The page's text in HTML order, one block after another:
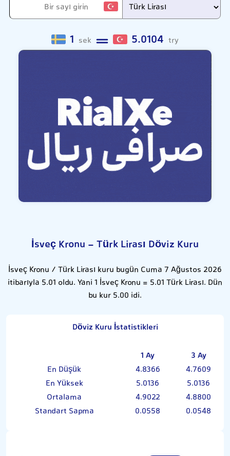
1 sek 5.0104 try
İsveç Kronu - Türk Lirası Döviz Kuru
İsveç Kronu / Türk Lirası kuru bugün Cuma 7 Ağustos 2026
itibarıyla 5.01 oldu. Yani 1 İsveç Kronu = 5.01 Türk Lirası. Dün
bu kur 5.00 idi.
Döviz Kuru İstatistikleri
1 Ay
3 Ay
En Düşük
4.8366
4.7609
En Yüksek
5.0136
5.0136
Ortalama
4.9022
4.8800
Standart Sapma
0.0558 0.0548